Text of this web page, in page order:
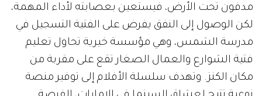
مدفون تحت الأرض، فيستعين بعصابته لأداء المهمة،
لكن الوصول إلى النفق يفرض على الفتية التسجيل في
مدرسة الشمس، وهي مؤسسة خيرية تحاول تعليم
فتية الشوارع والعمال الصغار تقع على مقربة من
مكان الكنز. وتهدف سلسلة الأفلام إلى توفير منصة